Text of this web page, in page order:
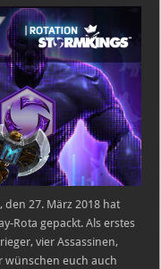
den 27. März 2018 hat
Rota gepackt. Als erstes
vier Assassinen,
wünschen euch auch